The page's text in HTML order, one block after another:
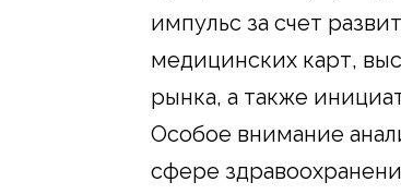
импульс за счет
медицинских карт,
рынка, а также
Особое внимание
сфере